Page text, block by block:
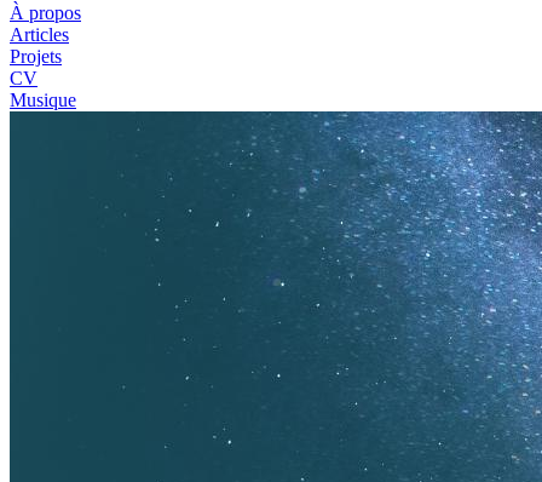
À propos
Articles
Projets
CV
Musique